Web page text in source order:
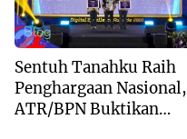
Blog
Sentuh Tanahku Raih
Penghargaan Nasional,
ATR/BPN Buktikan